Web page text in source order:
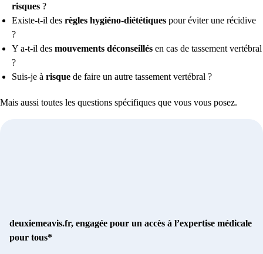
risques ?
Existe-t-il des règles hygiéno-diététiques pour éviter une récidive
?
Y a-t-il des mouvements déconseillés en cas de tassement vertébral
?
Suis-je à risque de faire un autre tassement vertébral ?
Mais aussi toutes les questions spécifiques que vous vous posez.
deuxiemeavis.fr, engagée pour un accès à l’expertise médicale
pour tous*